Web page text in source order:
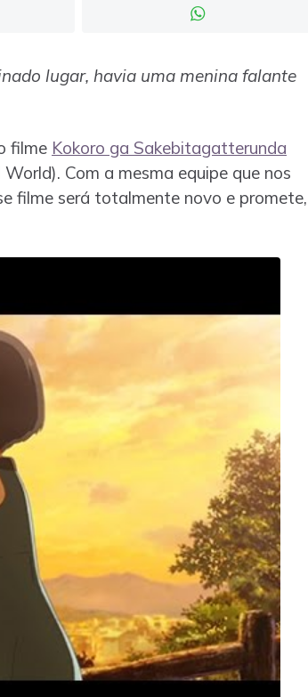
lugar, havia uma menina falante
filme Kokoro ga Sakebitagatterunda
Com a mesma equipe que nos
filme será totalmente novo e promete,